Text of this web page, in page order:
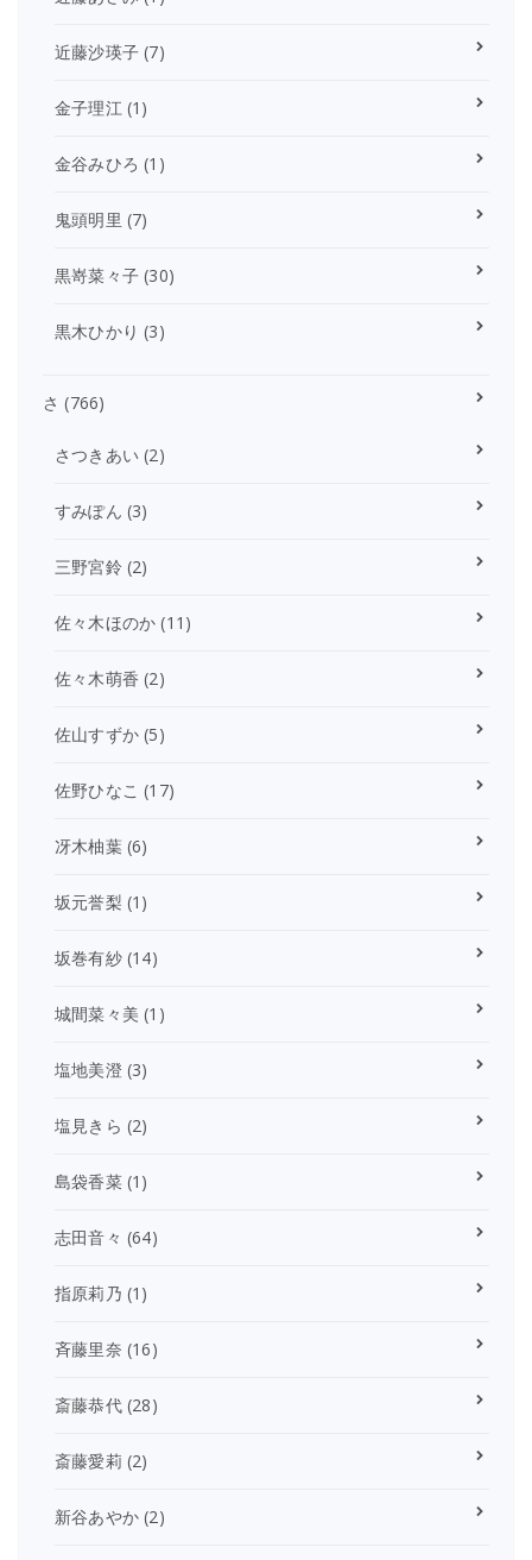
近藤沙瑛子 (7)
金子理江(1)
金谷みひろ (1)
鬼頭明里 (7)
黒嵜菜々子 (30)
黒木ひかり (3)
さ (766)
さつきあい (2)
すみぽん (3)
三野宮鈴(2)
佐々木ほのか (11)
佐々木萌香 (2)
佐山すずか (5)
佐野ひなこ (17)
冴木柚葉(6)
坂元誉梨 (1)
坂巻有紗(14)
城間菜々美 (1)
塩地美澄(3)
塩見きら (2)
島袋香菜(1)
志田音々 (64)
指原莉乃 (1)
斉藤里奈 (16)
斎藤恭代(28)
斎藤愛莉 (2)
新谷あやか (2)